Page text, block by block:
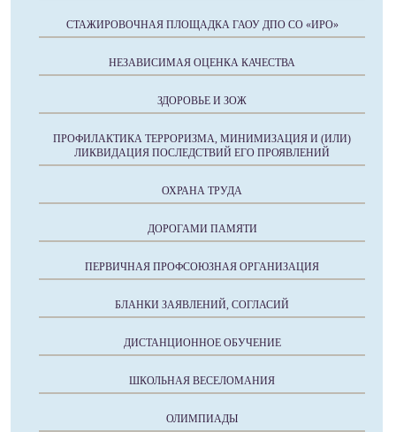
СТАЖИРОВОЧНАЯ ПЛОЩАДКА ГАОУ ДПО СО «ИРО»
НЕЗАВИСИМАЯ ОЦЕНКА КАЧЕСТВА
ЗДОРОВЬЕ И ЗОЖ
ПРОФИЛАКТИКА ТЕРРОРИЗМА, МИНИМИЗАЦИЯ И (ИЛИ)
ЛИКВИДАЦИЯ ПОСЛЕДСТВИЙ ЕГО ПРОЯВЛЕНИЙ
ОХРАНА ТРУДА
ДОРОГАМИ ПАМЯТИ
ПЕРВИЧНАЯ ПРОФСОЮЗНАЯ ОРГАНИЗАЦИЯ
БЛАНКИ ЗАЯВЛЕНИЙ, СОГЛАСИЙ
ДИСТАНЦИОННОЕ ОБУЧЕНИЕ
ШКОЛЬНАЯ ВЕСЕЛОМАНИЯ
ОЛИМПИАДЫ